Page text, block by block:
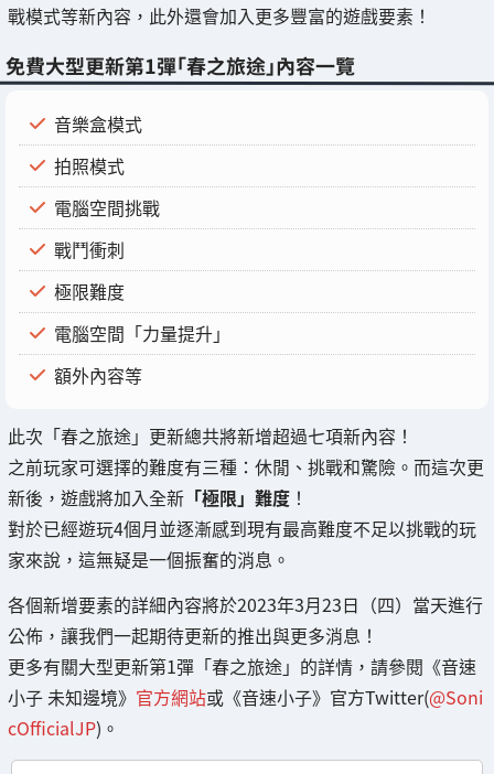
戰模式等新內容，此外還會加入更多豐富的遊戲要素！
免費大型更新第1彈「春之旅途」內容一覽
音樂盒模式
拍照模式
電腦空間挑戰
戰鬥衝刺
極限難度
電腦空間「力量提升」
額外內容等
此次「春之旅途」更新總共將新增超過七項新內容！
之前玩家可選擇的難度有三種：休閒、挑戰和驚險。而這次更
新後，遊戲將加入全新 「極限」難度 ！
對於已經遊玩4個月並逐漸感到現有最高難度不足以挑戰的玩
家來說，這無疑是一個振奮的消息。
各個新增要素的詳細內容將於2023年3月23日（四）當天進行
公佈，讓我們一起期待更新的推出與更多消息！
更多有關大型更新第1彈「春之旅途」的詳情，請參閱《音速
小子 未知邊境》 官方網站或《音速小子》官方Twitter(@Soni
cOfficialJP)。